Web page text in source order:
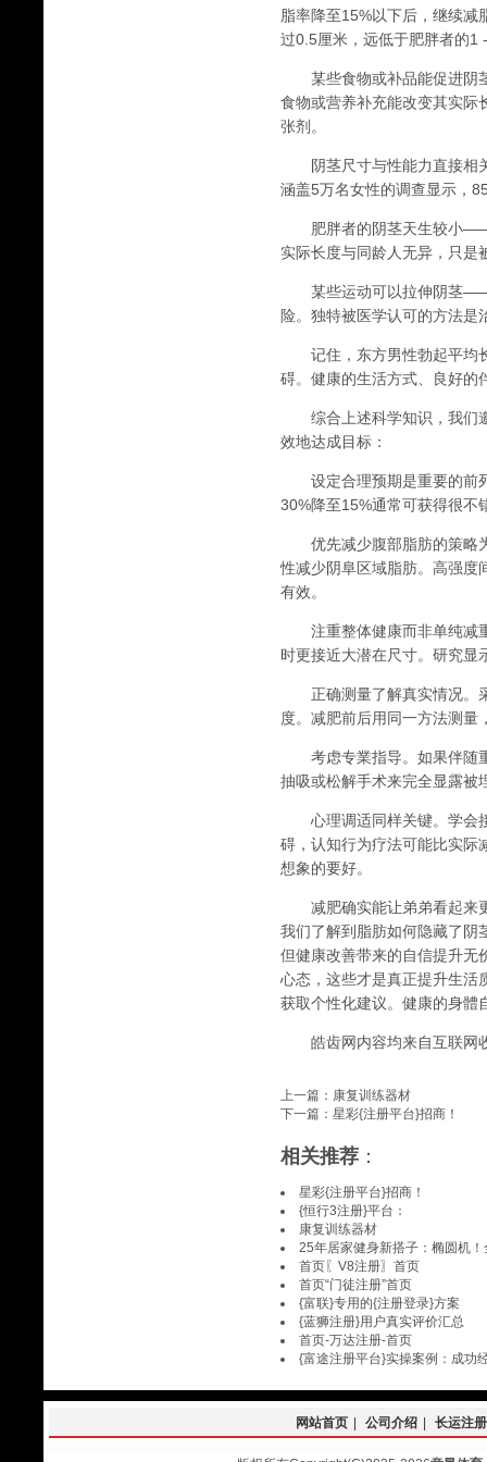
脂率降至15%以下后，继续
过0.5厘米，远低于肥胖者的1
某些食物或补品能促进阴
食物或营养补充能改变其实际
张剂。
阴茎尺寸与性能力直接相
涵盖5万名女性的调查显示，
肥胖者的阴茎天生较小——
实际长度与同龄人无异，只是
某些运动可以拉伸阴茎——
险。独特被医学认可的方法
记住，东方男性勃起平均长
碍。健康的生活方式、良好的
综合上述科学知识，我们邀
效地达成目标：
设定合理预期是重要的前列
30%降至15%通常可获得很不
优先减少腹部脂肪的策略为
性减少阴阜区域脂肪。高强度
有效。
注重整体健康而非单纯减重
时更接近大潜在尺寸。研究显
正确测量了解真实情况。采
度。减肥前后用同一方法测
考虑专業指导。如果伴随重
抽吸或松解手术来完全显露被
心理调适同样关键。学会接
碍，认知行为疗法可能比实际
想象的要好。
减肥确实能让弟弟看起来更
我们了解到脂肪如何隐藏了阴
但健康改善带来的自信提升
心态，这些才是真正提升生活
获取个性化建议。健康的身體
皓齿网内容均来自互联网收
上一篇： 康复训练器材
下一篇： 星彩{注册平台}招商！
相关推荐 ：
星彩{注册平台}招商！
{恒行3注册}平台：
康复训练器材
25年居家健身新搭子：椭圆机
首页〖V8注册〗首页
首页“门徒注册”首页
{富联}专用的{注册登录}方案
{蓝狮注册}用户真实评价汇总
首页-万达注册-首页
{富途注册平台}实操案例：成功
网站首页 公司介绍 长运注册